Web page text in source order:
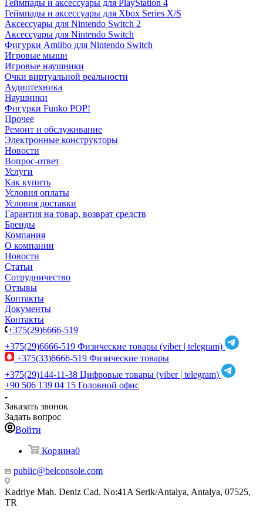
Геймпады и аксессуары для PlayStation 4
Геймпады и аксессуары для Xbox Series X/S
Аксессуары для Nintendo Switch 2
Аксессуары для Nintendo Switch
Фигурки Amiibo для Nintendo Switch
Игровые мыши
Игровые наушники
Очки виртуальной реальности
Аудиотехника
Наушники
Фигурки Funko POP!
Прочее
Ремонт и обслуживание
Электронные конструкторы
Новости
Вопрос-ответ
Услуги
Как купить
Условия оплаты
Условия доставки
Гарантия на товар, возврат средств
Бренды
Компания
О компании
Новости
Статьи
Сотрудничество
Отзывы
Контакты
Документы
Контакты
+375(29)6666-519
+375(29)6666-519 Физические товары (viber | telegram)
+375(33)6666-519 Физические товары
+375(29)144-11-38 Цифровые товары (viber | telegram)
+90 506 139 04 15 Головной офис
Заказать звонок
Задать вопрос
Войти
Корзина0
public@belconsole.com
Kadriye Mah. Deniz Cad. No:41A Serik/Antalya, Antalya, 07525,
TR